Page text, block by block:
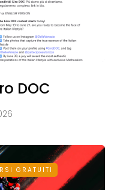
DOC
GRATUITI